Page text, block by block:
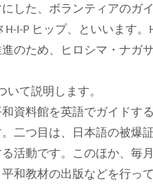
した、ボランティアのガ
H-I-P ヒップ、といいます
のため、ヒロシマ・ナガ
て説明します。
資料館を英語でガイドす
二つ目は、日本語の被爆
活動です。このほか、毎
和教材の出版などを行って